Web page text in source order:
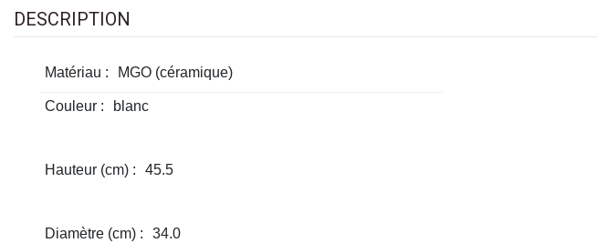
DESCRIPTION
Matériau : MGO (céramique)
Couleur : blanc
Hauteur (cm) : 45.5
Diamètre (cm) : 34.0